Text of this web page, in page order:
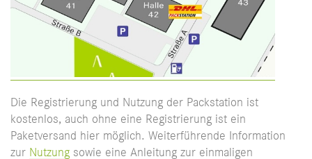
Die Registrierung und Nutzung der Packstation ist
kostenlos, auch ohne eine Registrierung ist ein
Paketversand hier möglich. Weiterführende Information
zur Nutzung sowie eine Anleitung zur einmaligen